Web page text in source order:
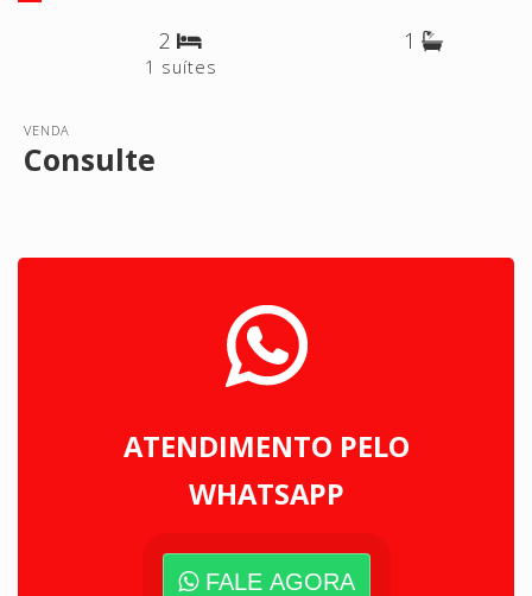
2
1 suítes
1
VENDA
Consulte
ATENDIMENTO PELO
WHATSAPP
FALE AGORA